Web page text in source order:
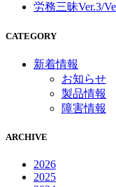
労務三昧Ver.3/
CATEGORY
新着情報
お知らせ
製品情報
障害情報
ARCHIVE
2026
2025